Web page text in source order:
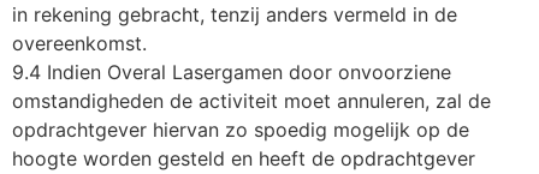
in rekening gebracht, tenzij anders vermeld in de
overeenkomst.
9.4 Indien Overal Lasergamen door onvoorziene
omstandigheden de activiteit moet annuleren, zal de
opdrachtgever hiervan zo spoedig mogelijk op de
hoogte worden gesteld en heeft de opdrachtgever